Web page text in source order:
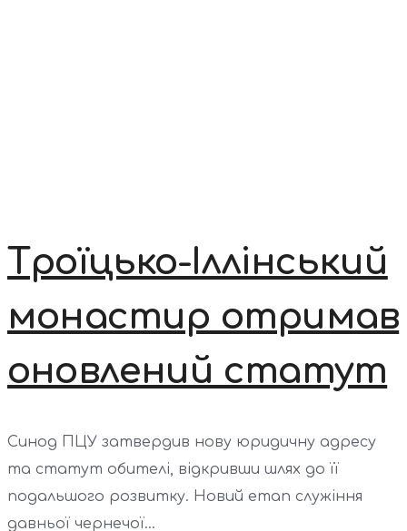
Троїцько-Іллінський
монастир отримав
оновлений статут
Синод ПЦУ затвердив нову юридичну адресу
та статут обителі, відкривши шлях до її
подальшого розвитку. Новий етап служіння
давньої чернечої...